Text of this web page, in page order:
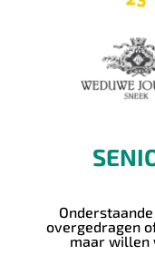
Onderstaande
overgedragen
maar willen